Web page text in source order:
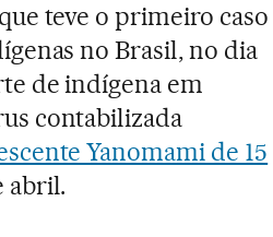
teve o primeiro caso
no Brasil, no dia
de indígena em
contabilizada
Yanomami de 15
abril.